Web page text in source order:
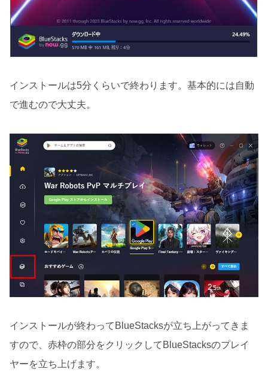
インストールは5分くらいで終わります。基本的には自動
で進むので大丈夫。
インストールが終わってBlueStacksが立ち上がってきま
すので、赤枠の部分をクリックしてBlueStacksのプレイ
ヤーを立ち上げます。